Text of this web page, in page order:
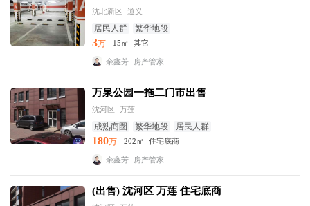
沈北新区 道义
居民人群 繁华地段
3万 15㎡ 其它
余鑫芳 房产管家
万泉公园一拖二门市出售
沈河区 万莲
成熟商圈 繁华地段 居民人群
180万 202㎡ 住宅底商
余鑫芳 房产管家
(出售) 沈河区 万莲 住宅底商